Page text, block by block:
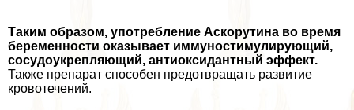
Таким образом, употрeбление Аскорутина во время
беременности оказывает иммуностимулирующий,
сосудоукрепляющий, антиоксидантный эффект.
Также препарат способен предотвращать развитие
кровотечений.